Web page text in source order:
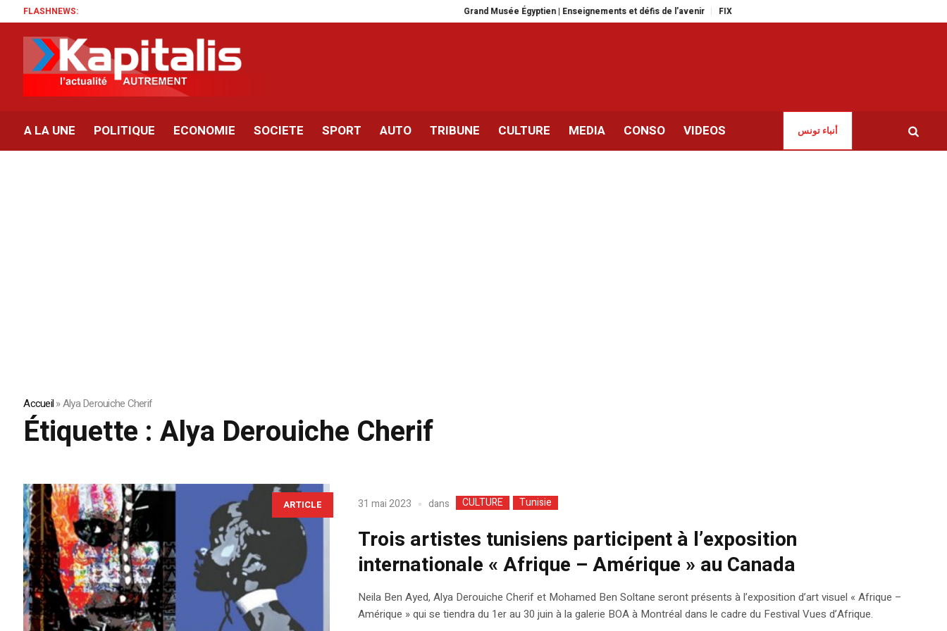
FLASHNEWS: Grand Musée Égyptien | Enseignements et défis de l’avenir FIX’N’GO lance une application mobile innovante pour les
A LA UNE POLITIQUE ECONOMIE SOCIETE SPORT AUTO TRIBUNE CULTURE MEDIA CONSO VIDEOS أنباء تونس
Accueil»Alya Derouiche Cherif
Étiquette :Alya Derouiche Cherif
ARTICLE 31 mai 2023 dans CULTURE Tunisie
Trois artistes tunisiens participent à l’exposition
internationale « Afrique – Amérique » au Canada
Neila Ben Ayed, Alya Derouiche Cherif et Mohamed Ben Soltane seront présents à l’exposition d’art visuel « Afrique –
Amérique » qui se tiendra du 1er au 30 juin à la galerie BOA à Montréal dans le cadre du Festival Vues d’Afrique.